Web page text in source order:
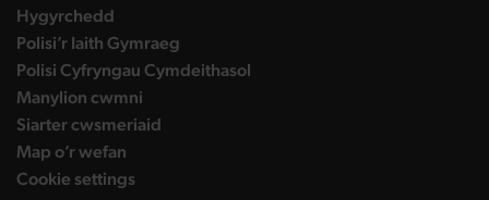
Hygyrchedd
Polisi’r Iaith Gymraeg
Polisi Cyfryngau Cymdeithasol
Manylion cwmni
Siarter cwsmeriaid
Map o’r wefan
Cookie settings